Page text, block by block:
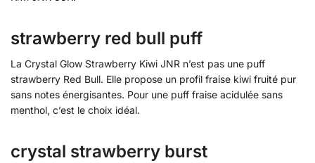
strawberry red bull puff
La Crystal Glow Strawberry Kiwi JNR n’est pas une puff
strawberry Red Bull. Elle propose un profil fraise kiwi fruité pur
sans notes énergisantes. Pour une puff fraise acidulée sans
menthol, c’est le choix idéal.
crystal strawberry burst